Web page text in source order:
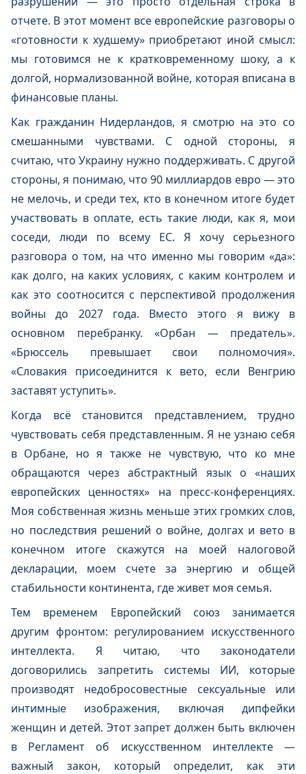
отчете. В этот момент все европейские разговоры о
«готовности к худшему» приобретают иной смысл:
мы готовимся не к кратковременному шоку, а к
долгой, нормализованной войне, которая вписана в
финансовые планы.
Как гражданин Нидерландов, я смотрю на это со
смешанными чувствами. С одной стороны, я
считаю, что Украину нужно поддерживать. С другой
стороны, я понимаю, что 90 миллиардов евро — это
не мелочь, и среди тех, кто в конечном итоге будет
участвовать в оплате, есть такие люди, как я, мои
соседи, люди по всему ЕС. Я хочу серьезного
разговора о том, на что именно мы говорим «да»:
как долго, на каких условиях, с каким контролем и
как это соотносится с перспективой продолжения
войны до 2027 года. Вместо этого я вижу в
основном перебранку. «Орбан — предатель».
«Брюссель превышает свои полномочия».
«Словакия присоединится к вето, если Венгрию
заставят уступить».
Когда всё становится представлением, трудно
чувствовать себя представленным. Я не узнаю себя
в Орбане, но я также не чувствую, что ко мне
обращаются через абстрактный язык о «наших
европейских ценностях» на пресс-конференциях.
Моя собственная жизнь меньше этих громких слов,
но последствия решений о войне, долгах и вето в
конечном итоге скажутся на моей налоговой
декларации, моем счете за энергию и общей
стабильности континента, где живет моя семья.
Тем временем Европейский союз занимается
другим фронтом: регулированием искусственного
интеллекта. Я читаю, что законодатели
договорились запретить системы ИИ, которые
производят недобросовестные сексуальные или
интимные изображения, включая дипфейки
женщин и детей. Этот запрет должен быть включен
в Регламент об искусственном интеллекте —
важный закон, который определит, как эти